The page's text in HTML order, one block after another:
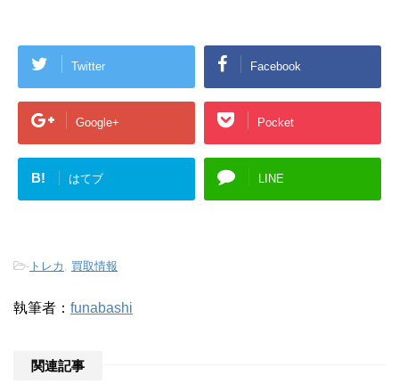
Twitter Facebook
Google+ Pocket
B! はてブ LINE
- トレカ 買取情報
執筆者： funabashi
関連記事